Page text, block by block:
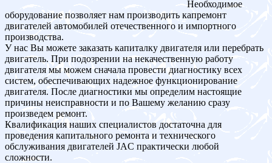
Необходимое
оборудование позволяет нам производить капремонт
двигателей автомобилей отечественного и импортного
производства.
У нас Вы можете заказать капиталку двигателя или перебрать
двигатель. При подозрении на некачественную работу
двигателя мы можем сначала провести диагностику всех
систем, обеспечивающих надежное функционирование
двигателя. После диагностики мы определим настоящие
причины неисправности и по Вашему желанию сразу
произведем ремонт.
Квалификация наших специалистов достаточна для
проведения капитального ремонта и технического
обслуживания двигателей JAC практически любой
сложности.